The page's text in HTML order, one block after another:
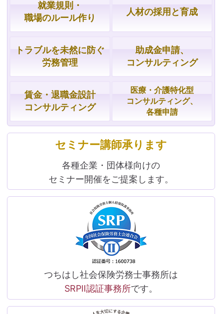
就業規則・
職場のルール作り
人材の採用と育成
トラブルを未然に防ぐ
労務管理
助成金申請、
コンサルティング
賃金・ 退職金設計
コンサルティング
医療・介護特化型
コンサルティング、
各種申請
セミナー講師承ります
各種企業・団体様向けの
セミナー開催をご提案します。
つちはし社会保険労務士事務所は
SRPⅡ認証事務所です。